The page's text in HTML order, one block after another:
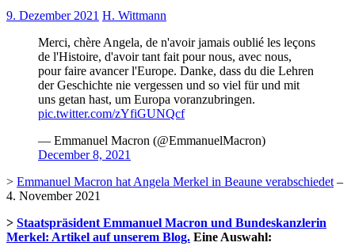
9. Dezember 2021 H. Wittmann
Merci, chère Angela, de n'avoir jamais oublié les leçons
de l'Histoire, d'avoir tant fait pour nous, avec nous,
pour faire avancer l'Europe. Danke, dass du die Lehren
der Geschichte nie vergessen und so viel für und mit
uns getan hast, um Europa voranzubringen.
pic.twitter.com/zYfiGUNQcf
— Emmanuel Macron (@EmmanuelMacron)
December 8, 2021
> Emmanuel Macron hat Angela Merkel in Beaune verabschiedet –
4. November 2021
> Staatspräsident Emmanuel Macron und Bundeskanzlerin
Merkel: Artikel auf unserem Blog. Eine Auswahl: